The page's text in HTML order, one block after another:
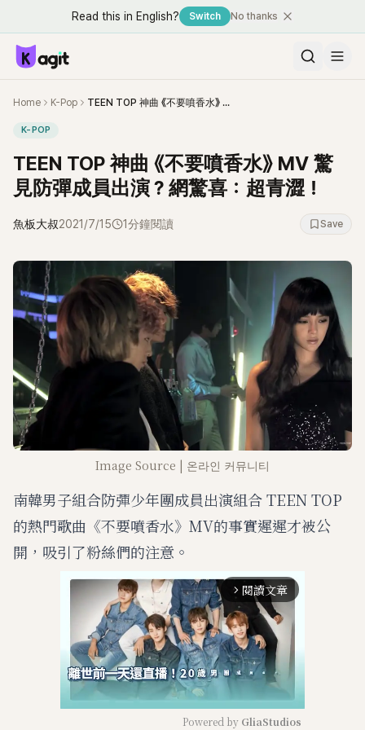
Read this in English? Switch No thanks
Home K-Pop TEEN TOP 神曲 《不要噴香水》 MV 驚見防彈成員出演？網驚喜：超青澀！
K-POP
TEEN TOP 神曲 《不要噴香水》 MV 驚
見防彈成員出演？網驚喜：超青澀！
魚板大叔2021/7/15 1分鐘閱讀 Save
Image Source | 온라인 커뮤니티
南韓男子組合防彈少年團成員出演組合 TEEN TOP
的熱門歌曲《不要噴香水》MV的事實遲遲才被公
開，吸引了粉絲們的注意。
arrow_forward_ios 閱讀文章
Powered by GliaStudios